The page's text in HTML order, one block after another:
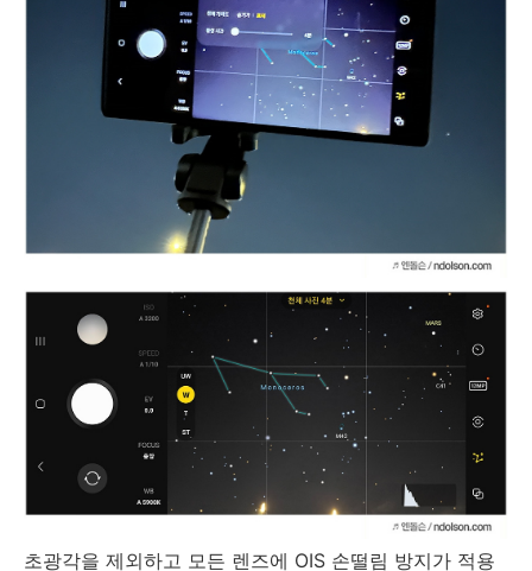
초광각을 제외하고 모든 렌즈에 OIS 손떨림 방지가 적용